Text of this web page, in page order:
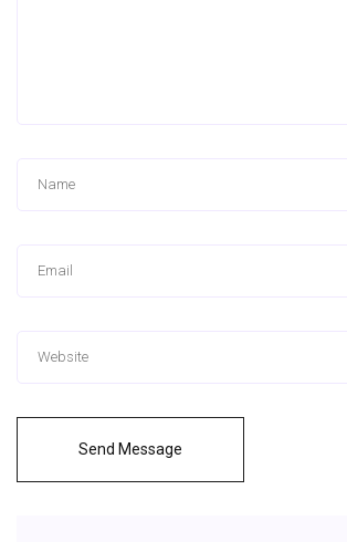
Send Message